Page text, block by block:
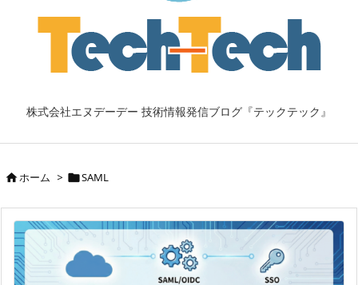
株式会社エヌデーデー 技術情報発信ブログ『テックテック』
ホーム > SAML